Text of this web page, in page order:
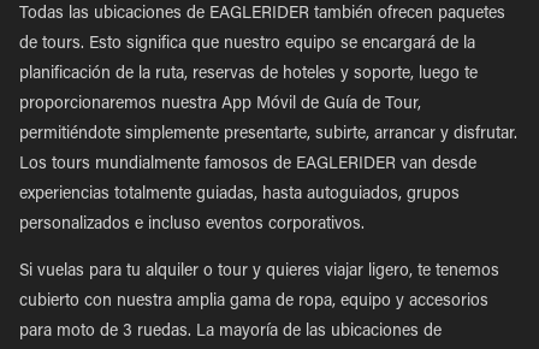
Todas las ubicaciones de EAGLERIDER también ofrecen paquetes
de tours. Esto significa que nuestro equipo se encargará de la
planificación de la ruta, reservas de hoteles y soporte, luego te
proporcionaremos nuestra App Móvil de Guía de Tour,
permitiéndote simplemente presentarte, subirte, arrancar y disfrutar.
Los tours mundialmente famosos de EAGLERIDER van desde
experiencias totalmente guiadas, hasta autoguiados, grupos
personalizados e incluso eventos corporativos.
Si vuelas para tu alquiler o tour y quieres viajar ligero, te tenemos
cubierto con nuestra amplia gama de ropa, equipo y accesorios
para moto de 3 ruedas. La mayoría de las ubicaciones de